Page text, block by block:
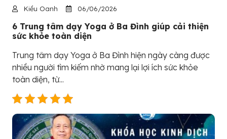
Kiều Oanh 06/06/2026
6 Trung tâm dạy Yoga ở Ba Đình giúp cải thiện
sức khỏe toàn diện
Trung tâm dạy Yoga ở Ba Đình hiện ngày càng được
nhiều người tìm kiếm nhờ mang lại lợi ích sức khỏe
toàn diện, từ...